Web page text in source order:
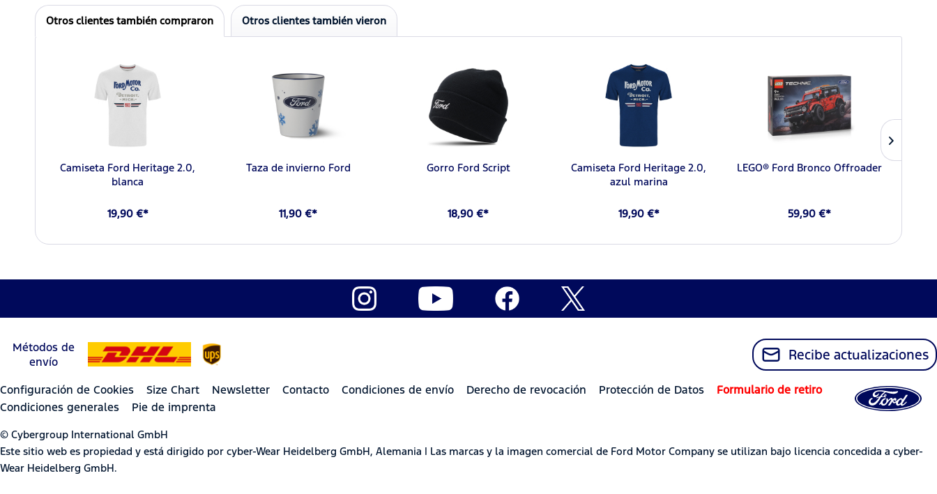
Otros clientes también compraron Otros clientes también vieron
Camiseta Ford Heritage 2.0,
blanca
19,90 €*
Taza de invierno Ford
11,90 €*
Gorro Ford Script
18,90 €*
Camiseta Ford Heritage 2.0,
azul marina
19,90 €*
LEGO® Ford Bronco Offroader
59,90 €*
Métodos de
envío
Recibe actualizaciones
Configuración de Cookies Size Chart Newsletter Contacto Condiciones de envío Derecho de revocación Protección de Datos
Formulario de retiro
Condiciones generales
Pie de imprenta
© Cybergroup International GmbH
Este sitio web es propiedad y está dirigido por cyber-Wear Heidelberg GmbH, Alemania | Las marcas y la imagen comercial de Ford Motor Company se utilizan bajo licencia concedida a cyber-
Wear Heidelberg GmbH.